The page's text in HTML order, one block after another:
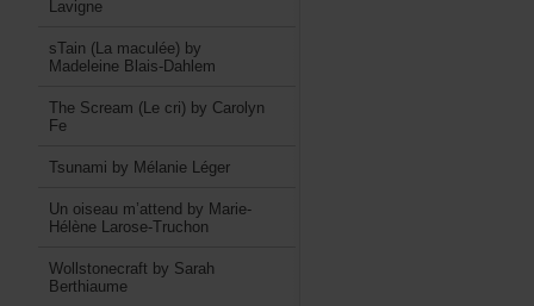
Lavigne
sTain(Lamaculée)by
MadeleineBlais-Dahlem
TheScream(Lecri)byCarolyn
Fe
TsunamibyMélanieLéger
Unoiseaum’attendbyMarie-
HélèneLarose-Truchon
WollstonecraftbySarah
Berthiaume